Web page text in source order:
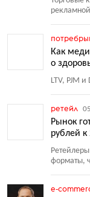
Как
о
LTV, PJM
ретейл
Рынок
рублей к
форматы,
e-